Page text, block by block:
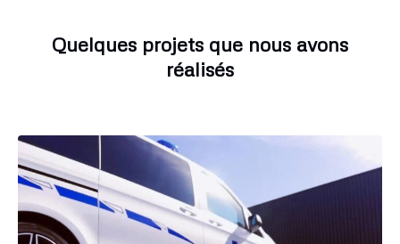
Quelques projets que nous avons
réalisés